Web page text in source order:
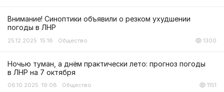
Внимание! Синоптики объявили о резком ухудшении
погоды в ЛНР
25.12.2025 15:18 Общество 1300
Ночью туман, а днём практически лето: прогноз погоды
в ЛНР на 7 октября
06.10.2025 19:08 Общество 1151